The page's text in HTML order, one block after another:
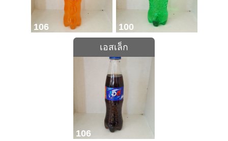
106
100
เอสเล็ก
106